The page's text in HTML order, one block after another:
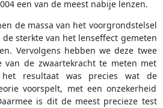
een van de meest nabije lenzen.
de massa van het voorgrondstelsel
de sterkte van het lenseffect gemeten
Vervolgens hebben we deze twee
van de zwaartekracht te meten met
het resultaat was precies wat de
voorspelt, met een onzekerheid
is dit de meest precieze test